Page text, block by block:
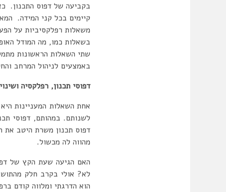
בקביעה של דפוס התכנון.
קיימים בכל קני המידה.
משאלות רפלקסיביות על
בשאלות כמו, מה המודל
שתי השאלות הראשונות
באמצעים לניהול המרחב
דפוסי תכנון, רפלקסיה ושינוי
אחת השאלות המעניינות
לשנותם. במהותם, דפוסי
דפוס תכנון משרת היטב את
מהווה לה מכשול.
האם הגיעה שעת הקץ של
לא? אולי בקרב חלק
הוא הדרגתי ומלווה קודם